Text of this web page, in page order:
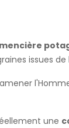
issues de
une